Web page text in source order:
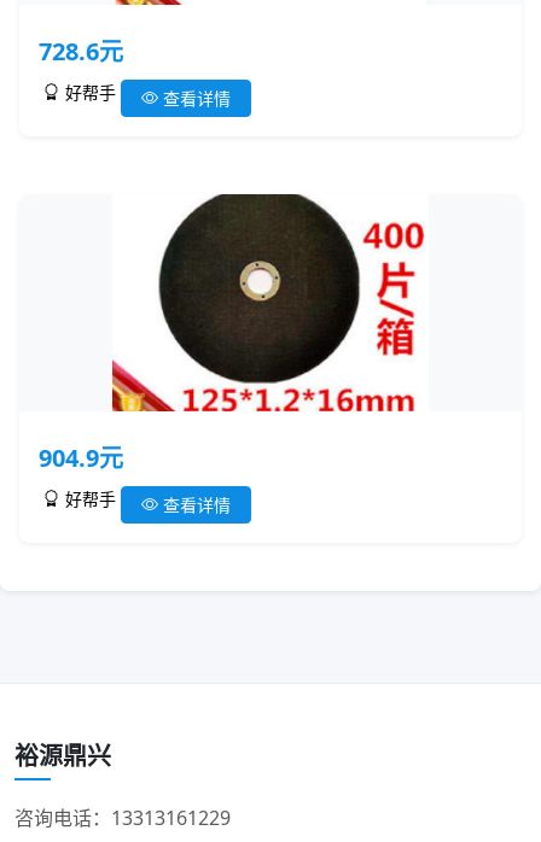
728.6元
好帮手 查看详情
904.9元
好帮手 查看详情
裕源鼎兴
咨询电话：13313161229